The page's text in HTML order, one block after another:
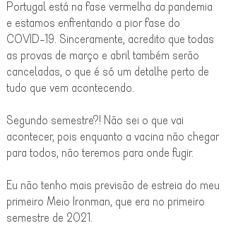
Portugal está na fase vermelha da pandemia
e estamos enfrentando a pior fase do
COVID-19. Sinceramente, acredito que todas
as provas de março e abril também serão
canceladas, o que é só um detalhe perto de
tudo que vem acontecendo.
Segundo semestre?! Não sei o que vai
acontecer, pois enquanto a vacina não chegar
para todos, não teremos para onde fugir.
Eu não tenho mais previsão de estreia do meu
primeiro Meio Ironman, que era no primeiro
semestre de 2021.